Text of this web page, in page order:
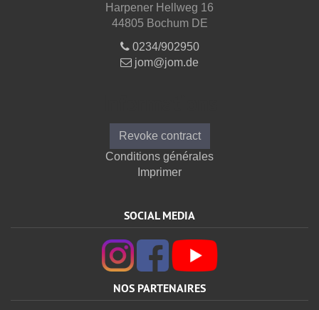
Harpener Hellweg 16
44805 Bochum DE
0234/902950
jom@jom.de
Revoke contract
Conditions générales
Imprimer
SOCIAL MEDIA
NOS PARTENAIRES